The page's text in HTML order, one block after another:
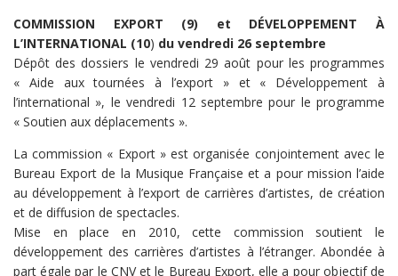
COMMISSION EXPORT (9) et DÉVELOPPEMENT À
L’INTERNATIONAL (10) du vendredi 26 septembre
Dépôt des dossiers le vendredi 29 août pour les programmes
« Aide aux tournées à l’export » et « Développement à
l’international », le vendredi 12 septembre pour le programme
« Soutien aux déplacements ».
La commission « Export » est organisée conjointement avec le
Bureau Export de la Musique Française et a pour mission l’aide
au développement à l’export de carrières d’artistes, de création
et de diffusion de spectacles.
Mise en place en 2010, cette commission soutient le
développement des carrières d’artistes à l’étranger. Abondée à
part égale par le CNV et le Bureau Export, elle a pour objectif de